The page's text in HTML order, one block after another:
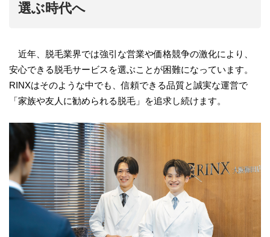
選ぶ時代へ
近年、脱毛業界では強引な営業や価格競争の激化により、
安心できる脱毛サービスを選ぶことが困難になっています。
RINXはそのような中でも、信頼できる品質と誠実な運営で
「家族や友人に勧められる脱毛」を追求し続けます。